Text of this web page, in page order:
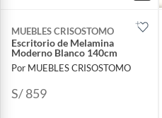
MUEBLES CRISOSTOMO
Escritorio de Melamina
Moderno Blanco 140cm
Por MUEBLES CRISOSTOMO
S/ 859